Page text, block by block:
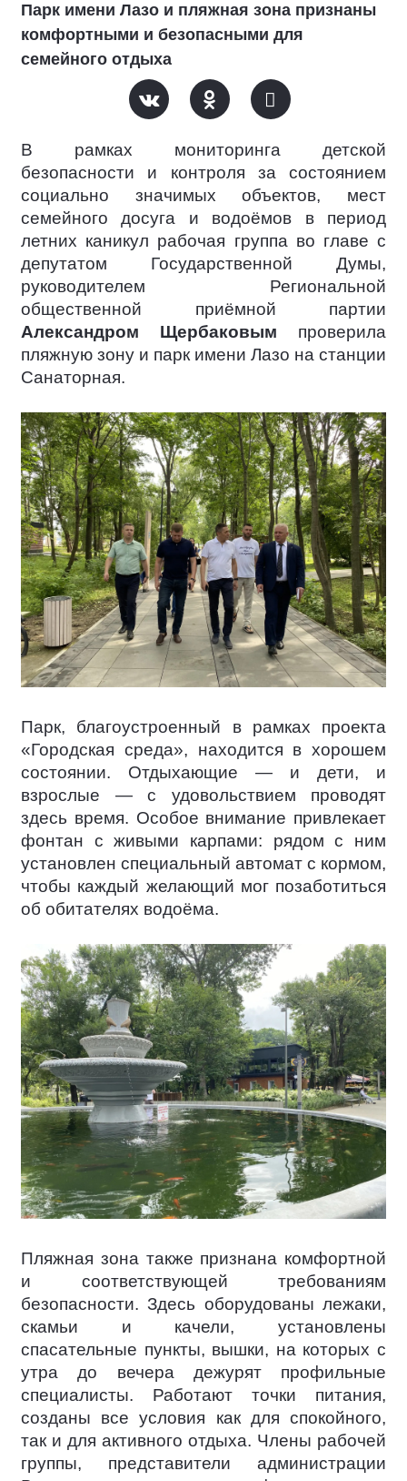
Парк имени Лазо и пляжная зона признаны
комфортными и безопасными для
семейного отдыха
В рамках мониторинга детской
безопасности и контроля за состоянием
социально значимых объектов, мест
семейного досуга и водоёмов в период
летних каникул рабочая группа во главе с
депутатом Государственной Думы,
руководителем Региональной
общественной приёмной партии
Александром Щербаковым проверила
пляжную зону и парк имени Лазо на станции
Санаторная.
Парк, благоустроенный в рамках проекта
«Городская среда», находится в хорошем
состоянии. Отдыхающие — и дети, и
взрослые — с удовольствием проводят
здесь время. Особое внимание привлекает
фонтан с живыми карпами: рядом с ним
установлен специальный автомат с кормом,
чтобы каждый желающий мог позаботиться
об обитателях водоёма.
Пляжная зона также признана комфортной
и соответствующей требованиям
безопасности. Здесь оборудованы лежаки,
скамьи и качели, установлены
спасательные пункты, вышки, на которых с
утра до вечера дежурят профильные
специалисты. Работают точки питания,
созданы все условия как для спокойного,
так и для активного отдыха. Члены рабочей
группы, представители администрации